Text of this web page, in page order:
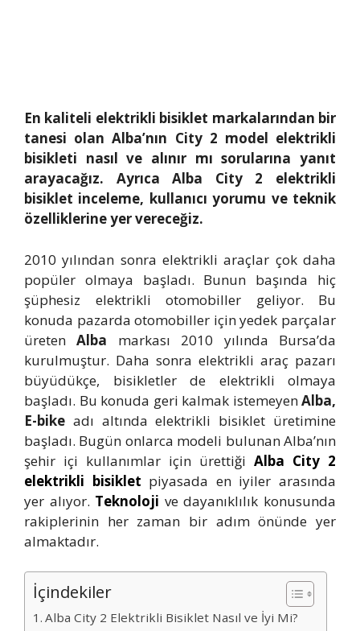
En kaliteli elektrikli bisiklet markalarından bir
tanesi olan Alba’nın City 2 model elektrikli
bisikleti nasıl ve alınır mı sorularına yanıt
arayacağız. Ayrıca Alba City 2 elektrikli
bisiklet inceleme, kullanıcı yorumu ve teknik
özelliklerine yer vereceğiz.
2010 yılından sonra elektrikli araçlar çok daha
popüler olmaya başladı. Bunun başında hiç
şüphesiz elektrikli otomobiller geliyor. Bu
konuda pazarda otomobiller için yedek parçalar
üretenAlba markası 2010 yılında Bursa’da
kurulmuştur. Daha sonra elektrikli araç pazarı
büyüdükçe, bisikletler de elektrikli olmaya
başladı. Bu konuda geri kalmak istemeyenAlba,
E-bike adı altında elektrikli bisiklet üretimine
başladı. Bugün onlarca modeli bulunan Alba’nın
şehir içi kullanımlar için ürettiği Alba City 2
elektrikli bisiklet piyasada en iyiler arasında
yer alıyor. Teknoloji ve dayanıklılık konusunda
rakiplerinin her zaman bir adım önünde yer
almaktadır.
İçindekiler
Alba City 2 Elektrikli Bisiklet Nasıl ve İyi Mi?